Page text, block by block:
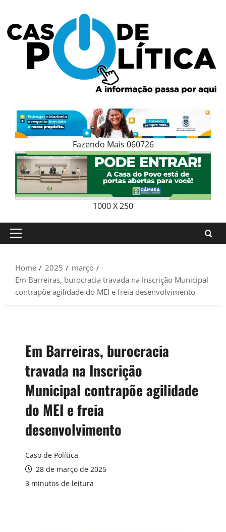
content
Fazendo Mais 060726
1000 X 250
Primary
Home
2025
março
Em Barreiras, burocracia travada na Inscrição Municipal
contrapõe agilidade do MEI e freia desenvolvimento
Em Barreiras, burocracia
travada na Inscrição
Municipal contrapõe agilidade
do MEI e freia
desenvolvimento
Caso de Política
28 de março de 2025
3 minutos de leitura